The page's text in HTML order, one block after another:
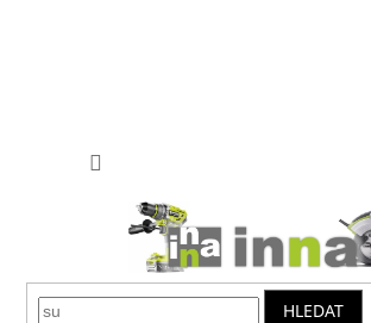
HLEDAT